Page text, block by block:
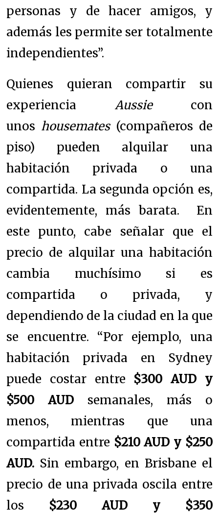
personas y de hacer amigos, y
además les permite ser totalmente
independientes”.
Quienes quieran compartir su
experiencia Aussiecon
unos housemates(compañeros de
piso) pueden alquilar una
habitación privada o una
compartida. La segunda opción es,
evidentemente, más barata. En
este punto, cabe señalar que el
precio de alquilar una habitación
cambia muchísimo si es
compartida o privada, y
dependiendo de la ciudad en la que
se encuentre. “Por ejemplo, una
habitación privada en Sydney
puede costar entre $300 AUD y
$500 AUD semanales, más o
menos, mientras que una
compartida entre $210 AUD y $250
AUD. Sin embargo, en Brisbane el
precio de una privada oscila entre
los $230 AUD y $350